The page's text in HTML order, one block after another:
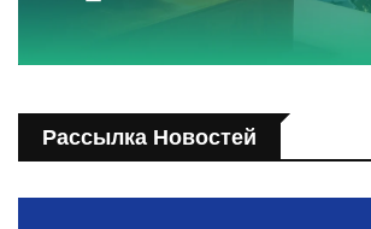
Рассылка Новостей